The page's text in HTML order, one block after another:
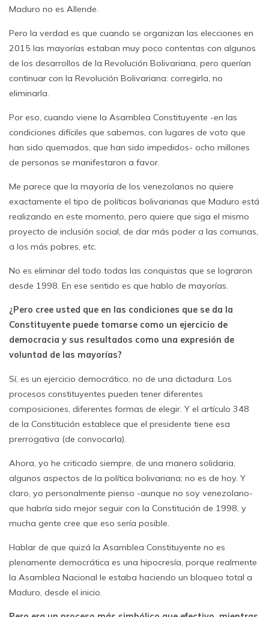
Maduro no es Allende.
Pero la verdad es que cuando se organizan las elecciones en
2015 las mayorías estaban muy poco contentas con algunos
de los desarrollos de la Revolución Bolivariana, pero querían
continuar con la Revolución Bolivariana: corregirla, no
eliminarla.
Por eso, cuando viene la Asamblea Constituyente -en las
condiciones difíciles que sabemos, con lugares de voto que
han sido quemados, que han sido impedidos- ocho millones
de personas se manifestaron a favor.
Me parece que la mayoría de los venezolanos no quiere
exactamente el tipo de políticas bolivarianas que Maduro está
realizando en este momento, pero quiere que siga el mismo
proyecto de inclusión social, de dar más poder a las comunas,
a los más pobres, etc.
No es eliminar del todo todas las conquistas que se lograron
desde 1998. En ese sentido es que hablo de mayorías.
¿Pero cree usted que en las condiciones que se da la
Constituyente puede tomarse como un ejercicio de
democracia y sus resultados como una expresión de
voluntad de las mayorías?
Sí, es un ejercicio democrático, no de una dictadura. Los
procesos constituyentes pueden tener diferentes
composiciones, diferentes formas de elegir. Y el artículo 348
de la Constitución establece que el presidente tiene esa
prerrogativa (de convocarla).
Ahora, yo he criticado siempre, de una manera solidaria,
algunos aspectos de la política bolivariana; no es de hoy. Y
claro, yo personalmente pienso -aunque no soy venezolano-
que habría sido mejor seguir con la Constitución de 1998, y
mucha gente cree que eso sería posible.
Hablar de que quizá la Asamblea Constituyente no es
plenamente democrática es una hipocresía, porque realmente
la Asamblea Nacional le estaba haciendo un bloqueo total a
Maduro, desde el inicio.